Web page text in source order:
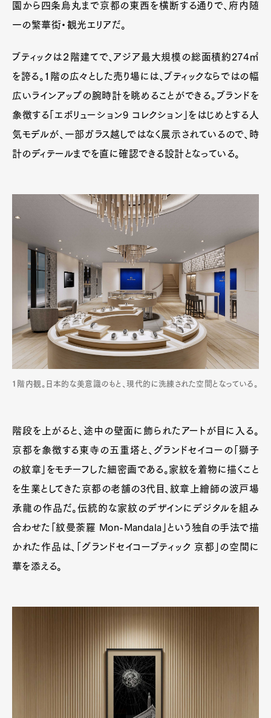
園から四条烏丸まで京都の東西を横断する通りで、府内随
一の繁華街・観光エリアだ。
ブティックは２階建てで、アジア最大規模の総面積約274㎡
を誇る。１階の広々とした売り場には、ブティックならではの幅
広いラインアップの腕時計を眺めることができる。ブランドを
象徴する「エボリューション9 コレクション」をはじめとする人
気モデルが、一部ガラス越しではなく展示されているので、時
計のディテールまでを直に確認できる設計となっている。
１階内観。日本的な美意識のもと、現代的に洗練された空間となっている。
階段を上がると、途中の壁面に飾られたアートが目に入る。
京都を象徴する東寺の五重塔と、グランドセイコーの「獅子
の紋章」をモチーフした細密画である。家紋を着物に描くこと
を生業としてきた京都の老舗の3代目、紋章上繪師の波戸場
承龍の作品だ。伝統的な家紋のデザインにデジタルを組み
合わせた「紋曼荼羅 Mon-Mandala」という独自の手法で描
かれた作品は、「グランドセイコーブティック 京都」の空間に
華を添える。